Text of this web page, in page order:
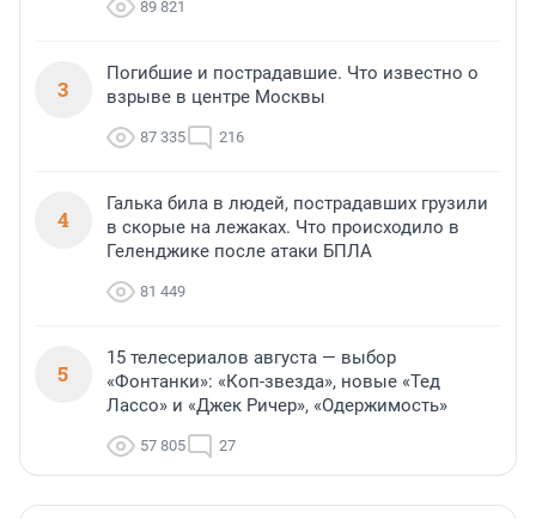
89 821
3
Погибшие и пострадавшие. Что известно о
взрыве в центре Москвы
87 335 216
4
Галька била в людей, пострадавших грузили
в скорые на лежаках. Что происходило в
Геленджике после атаки БПЛА
81 449
5
15 телесериалов августа — выбор
«Фонтанки»: «Коп-звезда», новые «Тед
Лассо» и «Джек Ричер», «Одержимость»
57 805 27